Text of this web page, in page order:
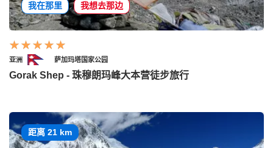
我在那里 我想去那边
亚洲 萨加玛塔国家公园
Gorak Shep - 珠穆朗玛峰大本营徒步旅行
距离 21 km